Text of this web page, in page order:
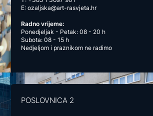
E:ozaljska@art-rasvjeta.hr
Radno vrijeme:
Ponedjeljak - Petak: 08 - 20 h
Subota: 08 - 15 h
Nedjeljom i praznikom ne radimo
POSLOVNICA 2